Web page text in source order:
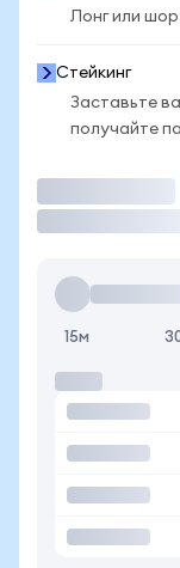
Лонг или
Стейкинг
Заставьте
получайте
15м